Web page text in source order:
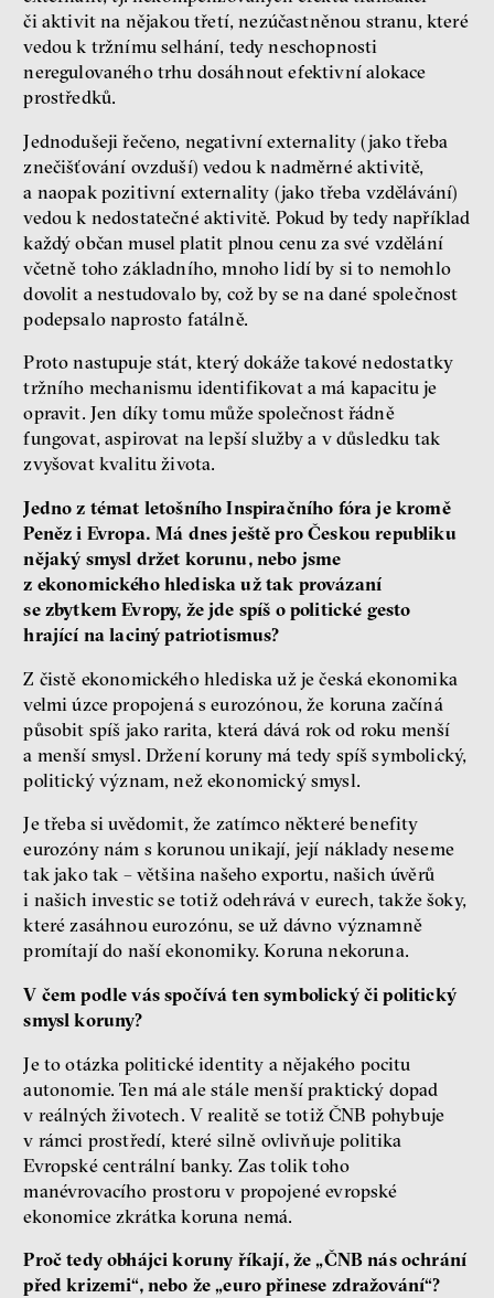
či aktivit na nějakou třetí, nezúčastněnou stranu, které
vedou k tržnímu selhání, tedy neschopnosti
neregulovaného trhu dosáhnout efektivní alokace
prostředků.
Jednodušeji řečeno, negativní externality (jako třeba
znečišťování ovzduší) vedou k nadměrné aktivitě,
a naopak pozitivní externality (jako třeba vzdělávání)
vedou k nedostatečné aktivitě. Pokud by tedy například
každý občan musel platit plnou cenu za své vzdělání
včetně toho základního, mnoho lidí by si to nemohlo
dovolit a nestudovalo by, což by se na dané společnost
podepsalo naprosto fatálně.
Proto nastupuje stát, který dokáže takové nedostatky
tržního mechanismu identifikovat a má kapacitu je
opravit. Jen díky tomu může společnost řádně
fungovat, aspirovat na lepší služby a v důsledku tak
zvyšovat kvalitu života.
Jedno z témat letošního Inspiračního fóra je kromě
Peněz i Evropa. Má dnes ještě pro Českou republiku
nějaký smysl držet korunu, nebo jsme
z ekonomického hlediska už tak provázaní
se zbytkem Evropy, že jde spíš o politické gesto
hrající na laciný patriotismus?
Z čistě ekonomického hlediska už je česká ekonomika
velmi úzce propojená s eurozónou, že koruna začíná
působit spíš jako rarita, která dává rok od roku menší
a menší smysl. Držení koruny má tedy spíš symbolický,
politický význam, než ekonomický smysl.
Je třeba si uvědomit, že zatímco některé benefity
eurozóny nám s korunou unikají, její náklady neseme
tak jako tak – většina našeho exportu, našich úvěrů
i našich investic se totiž odehrává v eurech, takže šoky,
které zasáhnou eurozónu, se už dávno významně
promítají do naší ekonomiky. Koruna nekoruna.
V čem podle vás spočívá ten symbolický či politický
smysl koruny?
Je to otázka politické identity a nějakého pocitu
autonomie. Ten má ale stále menší praktický dopad
v reálných životech. V realitě se totiž ČNB pohybuje
v rámci prostředí, které silně ovlivňuje politika
Evropské centrální banky. Zas tolik toho
manévrovacího prostoru v propojené evropské
ekonomice zkrátka koruna nemá.
Proč tedy obhájci koruny říkají, že „ČNB nás ochrání
před krizemi“, nebo že „euro přinese zdražování“?